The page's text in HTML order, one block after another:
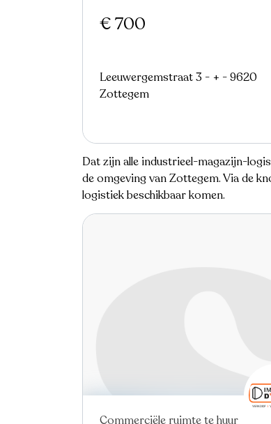
€ 700
Leeuwergemstraat 3 - + - 9620
Zottegem
Dat zijn alle industrieel-magazijn-
de omgeving van Zottegem. Via de
logistiek beschikbaar komen.
Commerciële ruimte te huur